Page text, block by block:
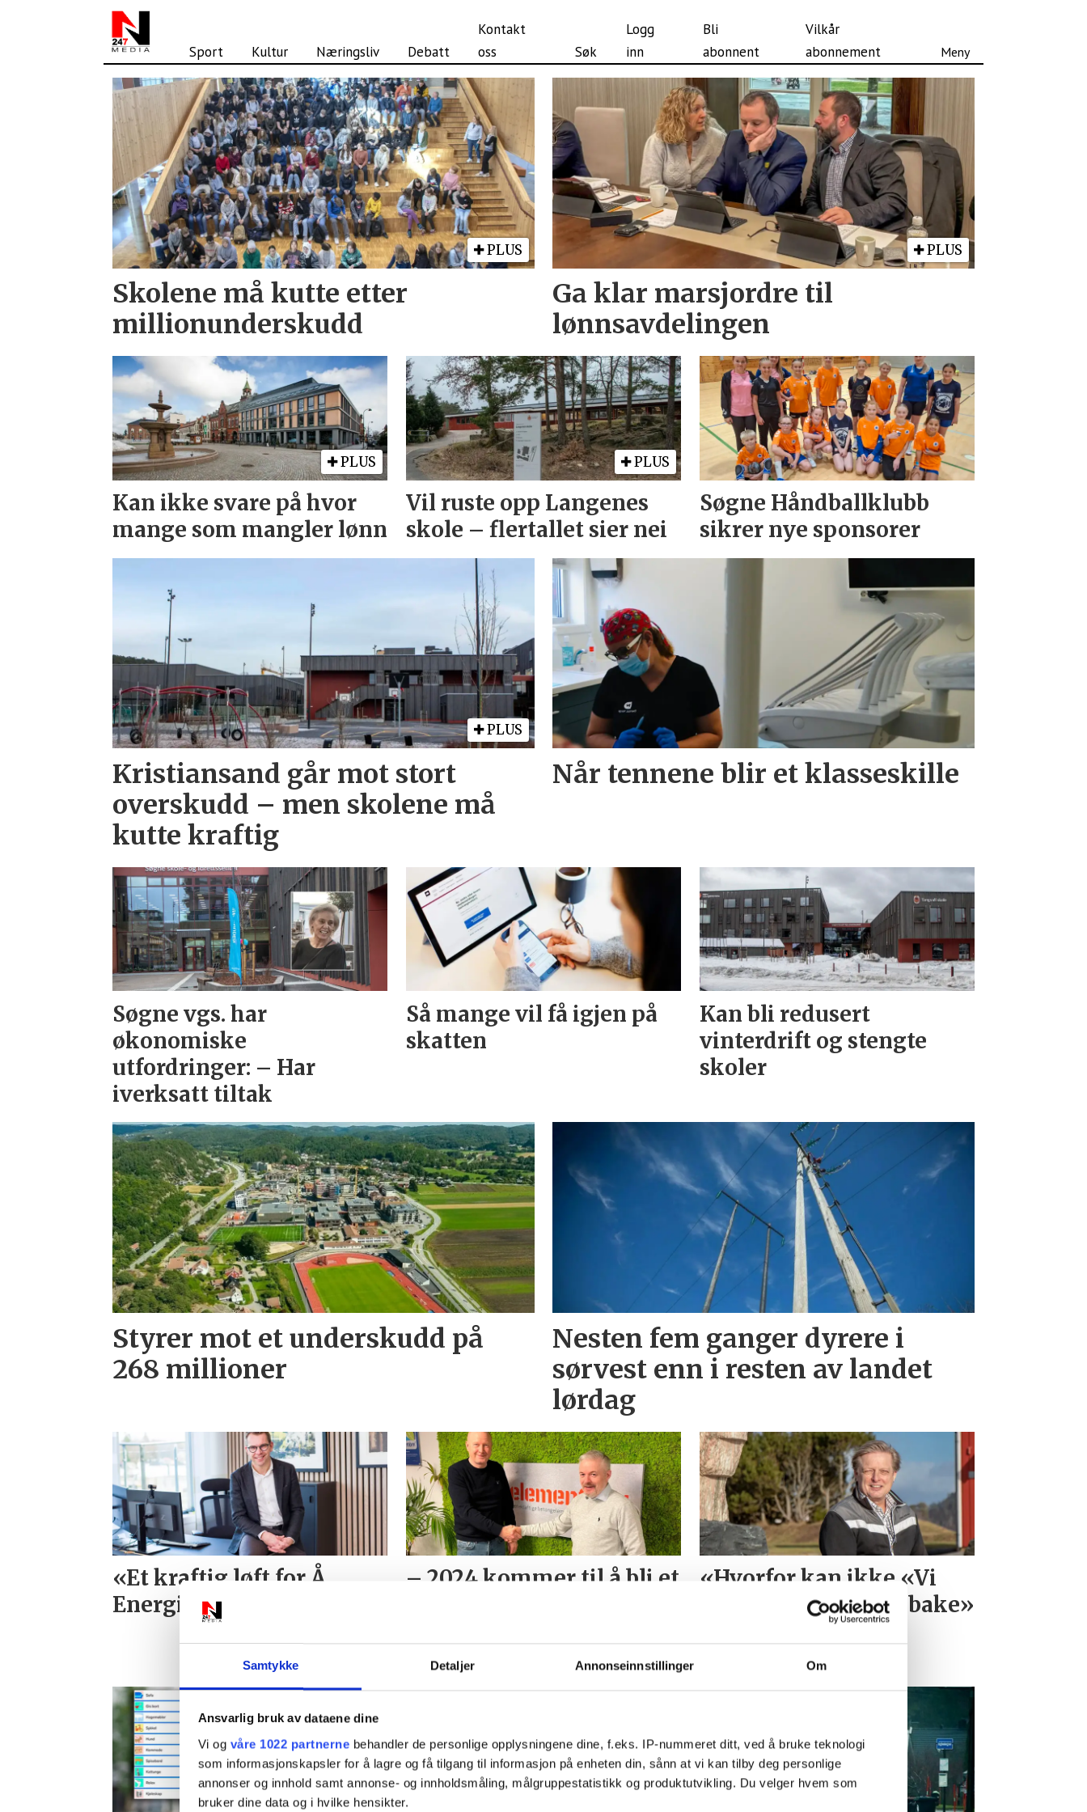
Samtykke Detaljer Annonseinnstillinger Om
Ansvarlig bruk av dataene dine
Vi og våre 1022 partnerne behandler de personlige opplysningene dine, f.eks. IP-nummeret ditt, ved å bruke teknologi
som informasjonskapsler for å lagre og få tilgang til informasjon på enheten din, sånn at vi kan tilby deg personlige
annonser og innhold samt annonse- og innholdsmåling, målgruppestatistikk og produktutvikling. Du velger hvem som
bruker dine data og i hvilke hensikter.
Sport Kultur Næringsliv Debatt
Kontakt
oss
Søk
Logg
inn
Bli
abonnent
Vilkår
abonnement
økonomi
PLUS
Skolene må kutte etter
millionunderskudd
PLUS
Ga klar marsjordre til
lønnsavdelingen
PLUS
Kan ikke svare på hvor
mange som mangler lønn
PLUS
Vil ruste opp Langenes
skole – flertallet sier nei
Søgne Håndballklubb
sikrer nye sponsorer
PLUS
Kristiansand går mot stort
overskudd – men skolene må
kutte kraftig
Når tennene blir et klasseskille
Søgne vgs. har
økonomiske
utfordringer: – Har
iverksatt tiltak
Så mange vil få igjen på
skatten
Kan bli redusert
vinterdrift og stengte
skoler
Styrer mot et underskudd på
268 millioner
Nesten fem ganger dyrere i
sørvest enn i resten av landet
lørdag
«Et kraftig løft for Å
Energi»
– 2024 kommer til å bli et
«Hvorfor kan ikke «Vi
som vil ha Søgne tilbake»
dokumentere sine
påstander?»